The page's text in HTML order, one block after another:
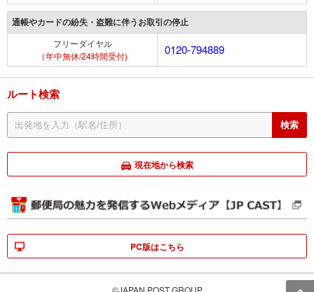
通帳やカードの紛失・盗難に伴うお取引の停止
フリーダイヤル
（年中無休/24時間受付)
0120-794889
ルート検索
現在地から検索
PC版はこちら